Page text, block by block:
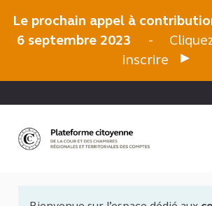
Le prochain appel à
6 septembre 2023
-
inscrire